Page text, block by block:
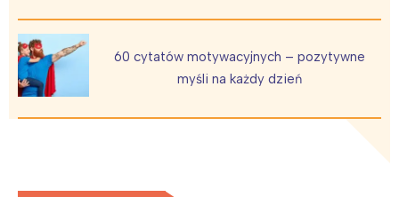
60 cytatów motywacyjnych – pozytywne
myśli na każdy dzień